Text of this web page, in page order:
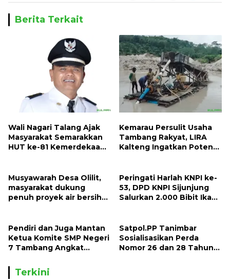
Berita Terkait
Wali Nagari Talang Ajak
Masyarakat Semarakkan
HUT ke-81 Kemerdekaan
Kemarau Persulit Usaha
Tambang Rakyat, LIRA
Kalteng Ingatkan Potensi
Musyawarah Desa Olilit,
masyarakat dukung
penuh proyek air bersih
Peringati Harlah KNPI ke-
53, DPD KNPI Sijunjung
Salurkan 2.000 Bibit Ikan
Pendiri dan Juga Mantan
Ketua Komite SMP Negeri
7 Tambang Angkat
Satpol.PP Tanimbar
Sosialisasikan Perda
Nomor 26 dan 28 Tahun
Terkini